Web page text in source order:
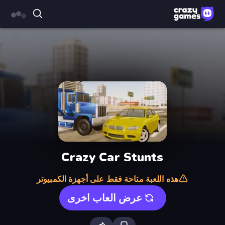
Crazy Car Stunts
هذه اللعبة متاحة فقط على أجهزة الكمبيوتر
عرض العاب اخرى